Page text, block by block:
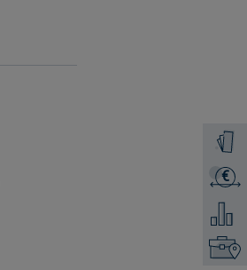
Tilaa
€
Lisää
Etsi